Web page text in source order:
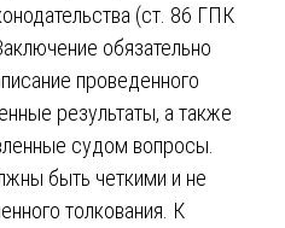
(ст. 86 ГПК
обязательно
проведенного
результаты, а также
судом вопросы.
быть четкими и не
толкования. К